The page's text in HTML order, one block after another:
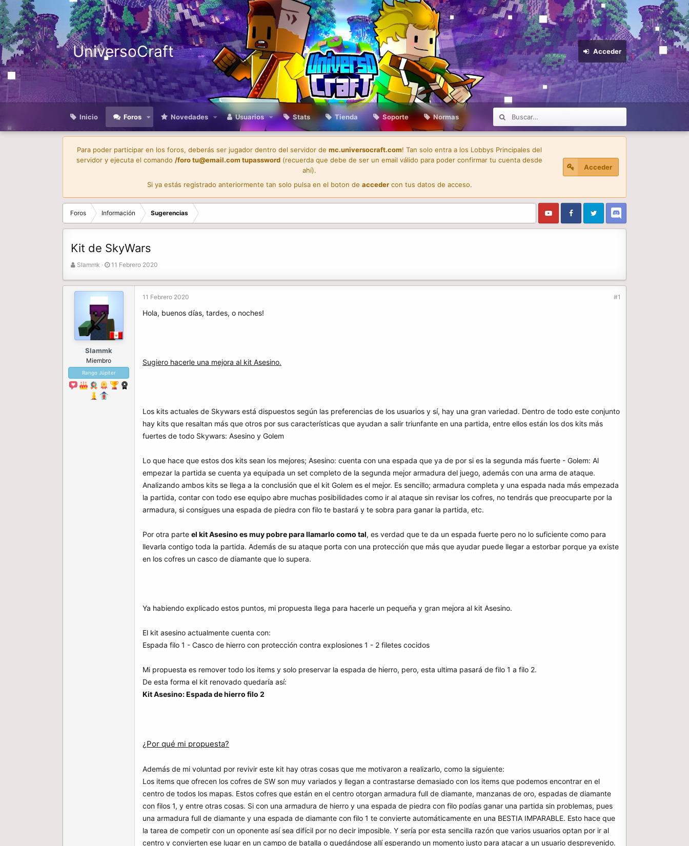
UniversoCraft Acceder
Inicio Foros Novedades Usuarios Stats Tienda Soporte Normas
Para poder participar en los foros, deberás ser jugador dentro del servidor de mc.universocraft.com! Tan solo entra a los Lobbys Principales del
servidor y ejecuta el comando /forotu@email.com tupassword (recuerda que debe de ser un email válido para poder confirmar tu cuenta desde
ahí).
Si ya estás registrado anteriormente tan solo pulsa en el boton de accedercon tus datos de acceso.
Acceder
Foros Información Sugerencias
Kit de SkyWars
A
o
Slammk
F
h
e
i
n
i
c
i
o
11 Febrero 2020
Slammk
Miembro
Rango Júpiter
11 Febrero 2020 #1
Hola, buenos días, tardes, o noches!
Sugiero hacerle una mejora al kit Asesino.
Los kits actuales de Skywars está dispuestos según las preferencias de los usuarios y sí, hay una gran variedad. Dentro de todo este conjunto
hay kits que resaltan más que otros por sus características que ayudan a salir triunfante en una partida, entre ellos están los dos kits más
fuertes de todo Skywars: Asesino y Golem
Lo que hace que estos dos kits sean los mejores; Asesino: cuenta con una espada que ya de por si es la segunda más fuerte - Golem: Al
empezar la partida se cuenta ya equipada un set completo de la segunda mejor armadura del juego, además con una arma de ataque.
Analizando ambos kits se llega a la conclusión que el kit Golem es el mejor. Es sencillo; armadura completa y una espada nada más empezada
la partida, contar con todo ese equipo abre muchas posibilidades como ir al ataque sin revisar los cofres, no tendrás que preocuparte por la
armadura, si consigues una espada de piedra con filo te bastará y te sobra para ganar la partida, etc.
Por otra parte el kit Asesino es muy pobre para llamarlo como tal, es verdad que te da un espada fuerte pero no lo suficiente como para
llevarla contigo toda la partida. Además de su ataque porta con una protección que más que ayudar puede llegar a estorbar porque ya existe
en los cofres un casco de diamante que lo supera.
Ya habiendo explicado estos puntos, mi propuesta llega para hacerle un pequeña y gran mejora al kit Asesino.
El kit asesino actualmente cuenta con:
Espada filo 1 - Casco de hierro con protección contra explosiones 1 - 2 filetes cocidos
Mi propuesta es remover todo los items y solo preservar la espada de hierro, pero, esta ultima pasará de filo 1 a filo 2.
De esta forma el kit renovado quedaría así:
Kit Asesino: Espada de hierro filo 2
¿Por qué mi propuesta?
Además de mi voluntad por revivir este kit hay otras cosas que me motivaron a realizarlo, como la siguiente:
Los items que ofrecen los cofres de SW son muy variados y llegan a contrastarse demasiado con los items que podemos encontrar en el
centro de todos los mapas. Estos cofres que están en el centro otorgan armadura full de diamante, manzanas de oro, espadas de diamante
con filos 1, y entre otras cosas. Si con una armadura de hierro y una espada de piedra con filo podías ganar una partida sin problemas, pues
una armadura full de diamante y una espada de diamante con filo 1 te convierte automáticamente en una BESTIA IMPARABLE. Esto hace que
la tarea de competir con un oponente así sea difícil por no decir imposible. Y sería por esta sencilla razón que varios usuarios optan por ir al
centro y convierten ese lugar en un campo de batalla o quedándose allí esperando un momento justo para atacar a un usuario desprevenido.